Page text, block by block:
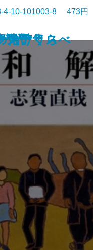
ヌ詩集
詩集
野聖
4-10-101003-8 473円
スアリス
弟子
たけくらべ